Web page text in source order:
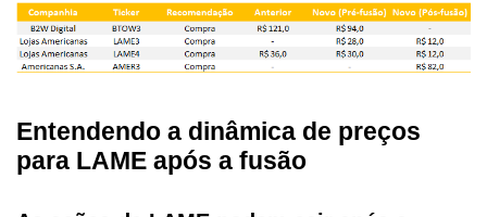
Entendendo a dinâmica de preços
para LAME após a fusão